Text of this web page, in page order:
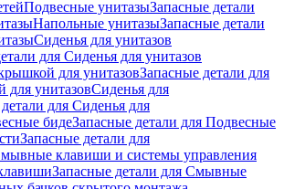
Подвесные унитазыЗапасные детали
Напольные унитазыЗапасные детали
Сиденья для унитазов
для Сиденья для унитазов
для унитазовЗапасные детали для
для унитазовСиденья для
для Сиденья для
бидеЗапасные детали для Подвесные
Запасные детали для
клавиши и системы управления
Запасные детали для Смывные